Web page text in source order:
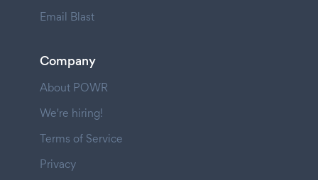
Email Blast
Company
About POWR
We're hiring!
Terms of Service
Privacy